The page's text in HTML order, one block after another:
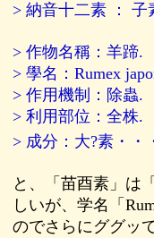
> 納音十二素 ： 子
> 作物名稱：羊蹄.
> 學名：Rumex
> 作用機制：除蟲.
> 利用部位：全株.
> 成分：大?素・・
と、「苗酉素」は
しいが、学名「
のでさらにググッ